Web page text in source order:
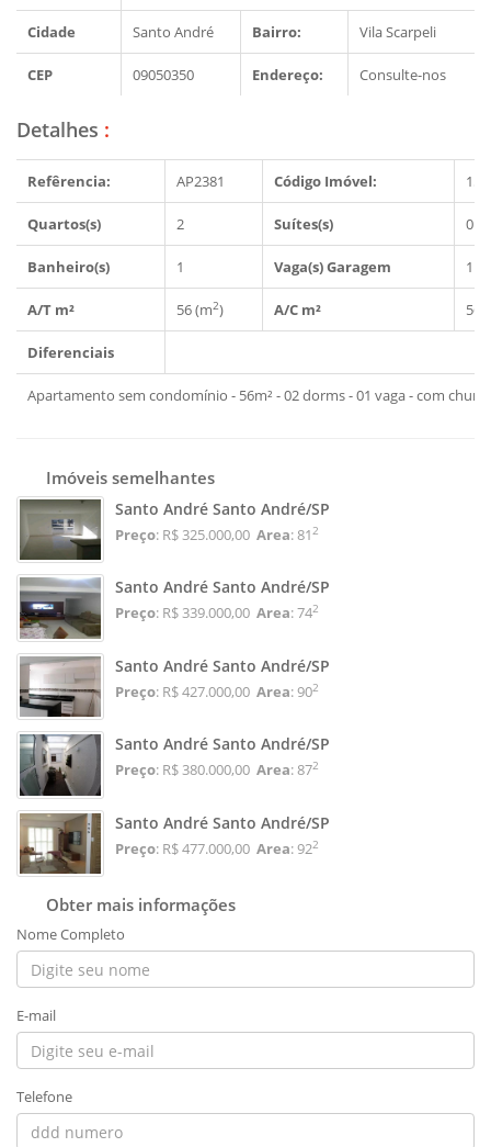
Cidade Santo André Bairro: Vila Scarpeli
CEP 09050350 Endereço: Consulte-nos
Detalhes :
Refêrencia: AP2381 Código Imóvel:
Quartos(s) 2 Suítes(s) 0
Banheiro(s) 1 Vaga(s) Garagem 1
A/T m² 56 (m2) A/C m² 56
Diferenciais
Apartamento sem condomínio - 56m² - 02 dorms - 01 vaga - com
Imóveis semelhantes
Santo André Santo André/SP
Preço: R$ 325.000,00 Area: 812
Santo André Santo André/SP
Preço: R$ 339.000,00 Area: 742
Santo André Santo André/SP
Preço: R$ 427.000,00 Area: 902
Santo André Santo André/SP
Preço: R$ 380.000,00 Area: 872
Santo André Santo André/SP
Preço: R$ 477.000,00 Area: 922
Obter mais informações
Nome Completo
E-mail
Telefone